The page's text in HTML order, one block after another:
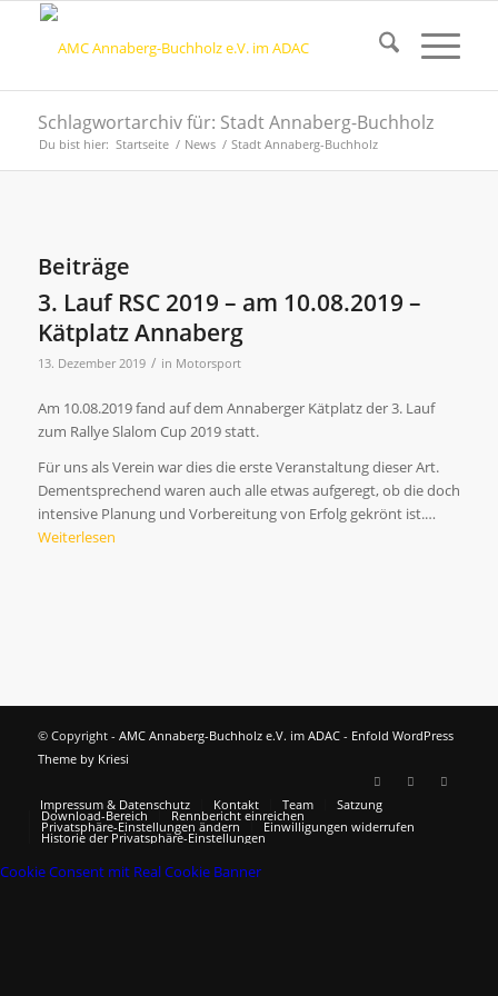
Schlagwortarchiv für: Stadt Annaberg-Buchholz
Du bist hier: Startseite / News / Stadt Annaberg-Buchholz
Beiträge
3. Lauf RSC 2019 – am 10.08.2019 –
Kätplatz Annaberg
13. Dezember 2019 / in Motorsport
Am 10.08.2019 fand auf dem Annaberger Kätplatz der 3. Lauf
zum Rallye Slalom Cup 2019 statt.
Für uns als Verein war dies die erste Veranstaltung dieser Art.
Dementsprechend waren auch alle etwas aufgeregt, ob die doch
intensive Planung und Vorbereitung von Erfolg gekrönt ist.…
Weiterlesen
© Copyright - AMC Annaberg-Buchholz e.V. im ADAC- Enfold WordPress
Theme by Kriesi
Impressum & Datenschutz Kontakt Team Satzung
Download-Bereich Rennbericht einreichen
Privatsphäre-Einstellungen ändern Einwilligungen widerrufen
Historie der Privatsphäre-Einstellungen
Cookie Consent mit Real Cookie Banner